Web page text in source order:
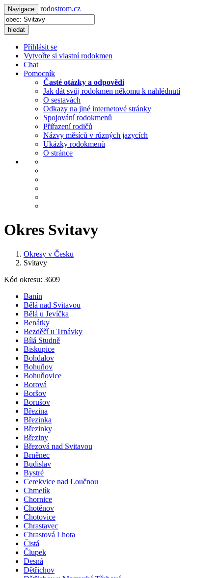
Navigace rodostrom.cz
hledat
Přihlásit se
Vytvořte si vlastní rodokmen
Chat
Pomocník
Časté otázky a odpovědi
Jak dát svůj rodokmen někomu k nahlédnutí
O sestavách
Odkazy na jiné internetové stránky
Spojování rodokmenů
Přiřazení rodičů
Názvy měsíců v různých jazycích
Ukázky rodokmenů
O stránce
Okres Svitavy
Okresy v Česku
Svitavy
Kód okresu: 3609
Banín
Bělá nad Svitavou
Bělá u Jevíčka
Benátky
Bezděčí u Trnávky
Bílá Studně
Biskupice
Bohdalov
Bohuňov
Bohuňovice
Borová
Boršov
Borušov
Březina
Březinka
Březinky
Březiny
Březová nad Svitavou
Brněnec
Budislav
Bystré
Cerekvice nad Loučnou
Chmelík
Chornice
Chotěnov
Chotovice
Chrastavec
Chrastová Lhota
Čistá
Člupek
Desná
Dětřichov